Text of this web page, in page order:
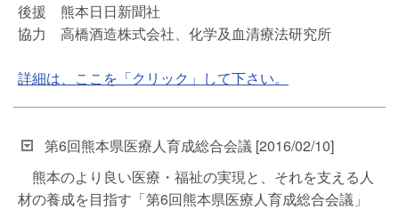
後援 熊本日日新聞社
協力 高橋酒造株式会社、化学及血清療法研究所
詳細は、ここを「クリック」して下さい。
第6回熊本県医療人育成総合会議 [2016/02/10]
熊本のより良い医療・福祉の実現と、それを支える人
材の養成を目指す「第6回熊本県医療人育成総合会議」